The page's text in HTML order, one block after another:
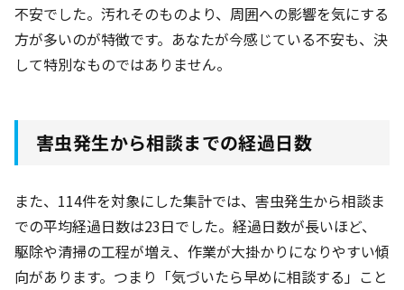
不安でした。汚れそのものより、周囲への影響を気にする
方が多いのが特徴です。あなたが今感じている不安も、決
して特別なものではありません。
害虫発生から相談までの経過日数
また、114件を対象にした集計では、害虫発生から相談ま
での平均経過日数は23日でした。経過日数が長いほど、
駆除や清掃の工程が増え、作業が大掛かりになりやすい傾
向があります。つまり「気づいたら早めに相談する」こと